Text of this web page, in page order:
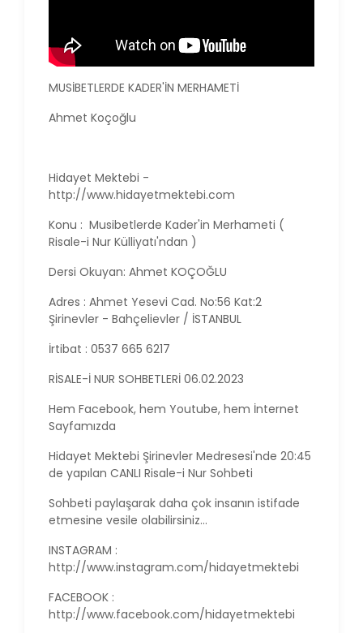
MUSİBETLERDE KADER'İN MERHAMETİ
Ahmet Koçoğlu
Hidayet Mektebi -
http://www.hidayetmektebi.com
Konu : Musibetlerde Kader'in Merhameti (
Risale-i Nur Külliyatı'ndan )
Dersi Okuyan: Ahmet KOÇOĞLU
Adres : Ahmet Yesevi Cad. No:56 Kat:2
Şirinevler - Bahçelievler / İSTANBUL
İrtibat : 0537 665 6217
RİSALE-İ NUR SOHBETLERİ 06.02.2023
Hem Facebook, hem Youtube, hem İnternet
Sayfamızda
Hidayet Mektebi Şirinevler Medresesi'nde 20:45
de yapılan CANLI Risale-i Nur Sohbeti
Sohbeti paylaşarak daha çok insanın istifade
etmesine vesile olabilirsiniz...
INSTAGRAM :
http://www.instagram.com/hidayetmektebi
FACEBOOK :
http://www.facebook.com/hidayetmektebi